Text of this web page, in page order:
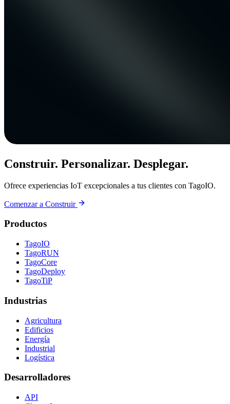
Construir. Personalizar. Desplegar.
Ofrece experiencias IoT excepcionales a tus clientes con TagoIO.
Comenzar a Construir
Productos
TagoIO
TagoRUN
TagoCore
TagoDeploy
TagoTiP
Industrias
Agricultura
Edificios
Energía
Industrial
Logística
Desarrolladores
API